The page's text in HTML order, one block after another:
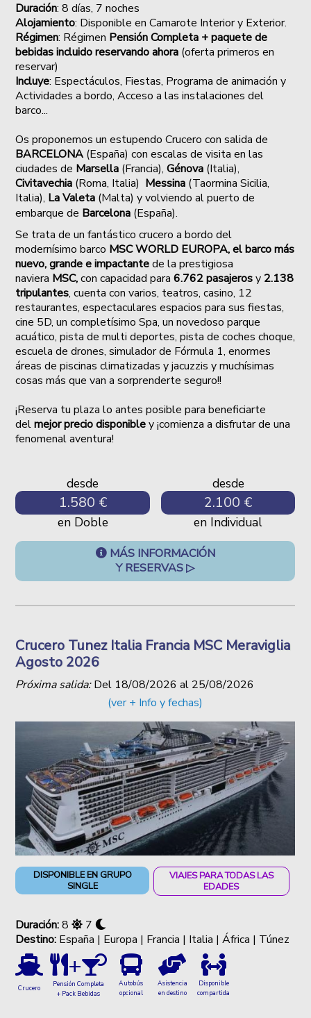
Duración: 8 días, 7 noches
Alojamiento: Disponible en Camarote Interior y Exterior.
Régimen: Régimen Pensión Completa + paquete de
bebidas incluido reservando ahora (oferta primeros en
reservar)
Incluye: Espectáculos, Fiestas, Programa de animación y
Actividades a bordo, Acceso a las instalaciones del
barco...
Os proponemos un estupendo Crucero con salida de
BARCELONA (España) con escalas de visita en las
ciudades de Marsella (Francia),Génova (Italia),
Civitavechia (Roma, Italia) Messina (Taormina Sicilia,
Italia), La Valeta (Malta) y volviendo al puerto de
embarque de Barcelona (España).
Se trata de un fantástico crucero a bordo del
modernísimo barco MSC WORLD EUROPA, el barco más
nuevo, grande e impactantede la prestigiosa
naviera MSC,con capacidad para6.762 pasajerosy 2.138
tripulantes, cuenta con varios, teatros, casino, 12
restaurantes, espectaculares espacios para sus fiestas,
cine 5D, un completísimo Spa, un novedoso parque
acuático, pista de multi deportes, pista de coches choque,
escuela de drones, simulador de Fórmula 1, enormes
áreas de piscinas climatizadas y jacuzzis y muchísimas
cosas más que van a sorprenderte seguro!!
¡Reserva tu plaza lo antes posible para beneficiarte
delmejor precio disponibley ¡comienza a disfrutar de una
fenomenal aventura!
desde
1.580 €
en Doble
desde
2.100 €
en Individual
MÁS INFORMACIÓN
Y RESERVAS ▷
Crucero Tunez Italia Francia MSC Meraviglia
Agosto 2026
Próxima salida:Del 18/08/2026 al 25/08/2026
(ver + Info y fechas)
DISPONIBLE EN GRUPO
SINGLE
VIAJES PARA TODAS LAS
EDADES
Duración:8
7
Destino: España | Europa | Francia | Italia | África | Túnez
Crucero
+
Pensión Completa
+ Pack Bebidas
Autobús
opcional
Asistencia
en destino
Disponible
compartida